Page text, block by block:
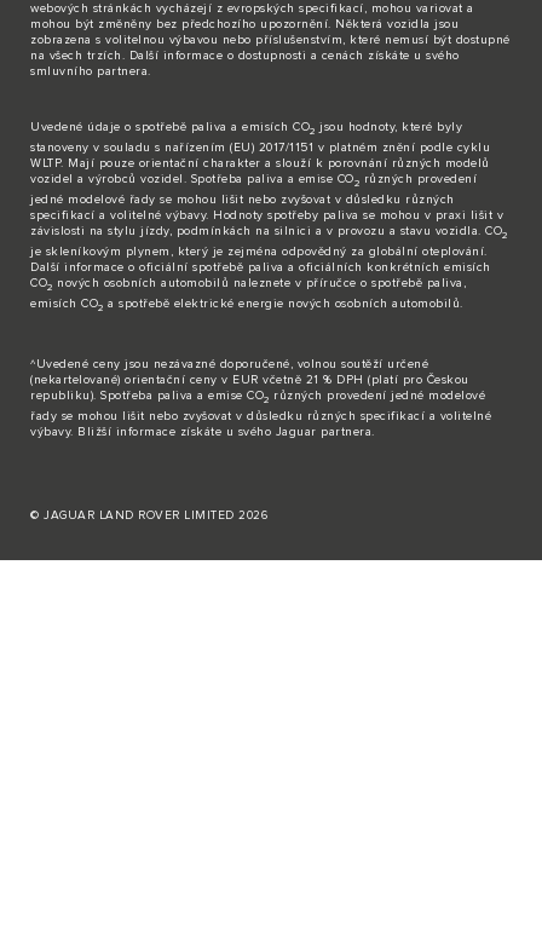
webových stránkách vycházejí z evropských specifikací, mohou variovat a
mohou být změněny bez předchozího upozornění. Některá vozidla jsou
zobrazena s volitelnou výbavou nebo příslušenstvím, které nemusí být dostupné
na všech trzích. Další informace o dostupnosti a cenách získáte u svého
smluvního partnera.
Uvedené údaje o spotřebě paliva a emisích CO2 jsou hodnoty, které byly
stanoveny v souladu s nařízením (EU) 2017/1151 v platném znění podle cyklu
WLTP. Mají pouze orientační charakter a slouží k porovnání různých modelů
vozidel a výrobců vozidel. Spotřeba paliva a emise CO2
různých provedení
jedné modelové řady se mohou lišit nebo zvyšovat v důsledku různých
specifikací a volitelné výbavy. Hodnoty spotřeby paliva se mohou v praxi lišit v
závislosti na stylu jízdy, podmínkách na silnici a v provozu a stavu vozidla. CO2
je skleníkovým plynem, který je zejména odpovědný za globální oteplování.
Další informace o oficiální spotřebě paliva a oficiálních konkrétních emisích
CO2
nových osobních automobilů naleznete v příručce o spotřebě paliva,
emisích CO2 a spotřebě elektrické energie nových osobních automobilů.
^Uvedené ceny jsou nezávazné doporučené, volnou soutěží určené
(nekartelované) orientační ceny v EUR včetně 21 % DPH (platí pro Českou
republiku). Spotřeba paliva a emise CO2
různých provedení jedné modelové
řady se mohou lišit nebo zvyšovat v důsledku různých specifikací a volitelné
výbavy. Bližší informace získáte u svého Jaguar partnera.
© JAGUAR LAND ROVER LIMITED 2026